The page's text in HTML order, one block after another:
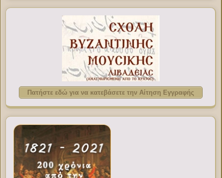
Πατήστε εδώ για να κατεβάσετε την Αίτηση Εγγραφής